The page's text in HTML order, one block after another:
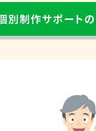
別制作サポート